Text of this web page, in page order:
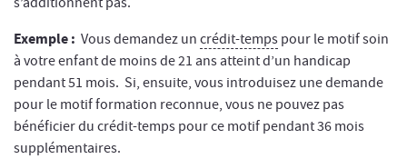
Exemple : Vous demandez un crédit-temps pour le motif soin
à votre enfant de moins de 21 ans atteint d’un handicap
pendant 51 mois. Si, ensuite, vous introduisez une demande
pour le motif formation reconnue, vous ne pouvez pas
bénéficier du crédit-temps pour ce motif pendant 36 mois
supplémentaires.